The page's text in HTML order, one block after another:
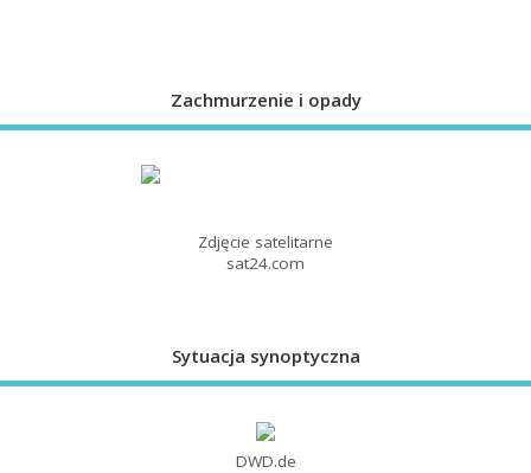
Zachmurzenie i opady
Zdjęcie satelitarne
sat24.com
Sytuacja synoptyczna
DWD.de